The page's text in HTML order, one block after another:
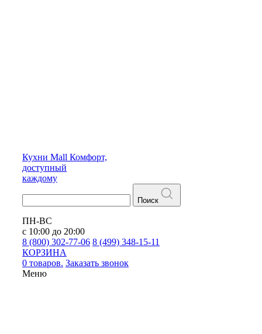
Кухни Mall Комфорт,
доступный
каждому
Поиск
ПН-ВС
с 10:00 до 20:00
8 (800) 302-77-06 8 (499) 348-15-11
КОРЗИНА
0 товаров. Заказать звонок
Меню